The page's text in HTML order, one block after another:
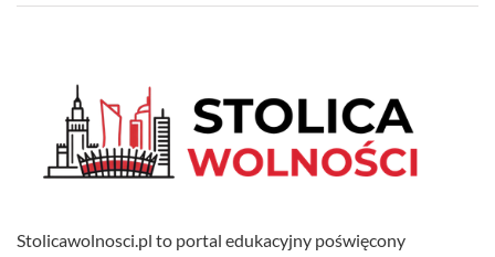
Stolicawolnosci.pl to portal edukacyjny poświęcony